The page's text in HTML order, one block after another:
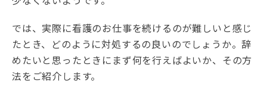
では、実際に看護のお仕事を続けるのが難しいと感じ
たとき、どのように対処するの良いのでしょうか。辞
めたいと思ったときにまず何を行えばよいか、その方
法をご紹介します。